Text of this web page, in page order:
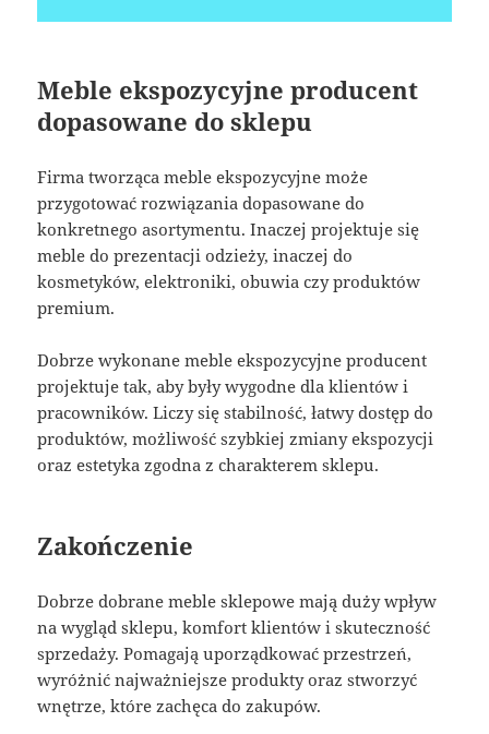
Meble ekspozycyjne producent
dopasowane do sklepu
Firma tworząca meble ekspozycyjne może
przygotować rozwiązania dopasowane do
konkretnego asortymentu. Inaczej projektuje się
meble do prezentacji odzieży, inaczej do
kosmetyków, elektroniki, obuwia czy produktów
premium.
Dobrze wykonane meble ekspozycyjne producent
projektuje tak, aby były wygodne dla klientów i
pracowników. Liczy się stabilność, łatwy dostęp do
produktów, możliwość szybkiej zmiany ekspozycji
oraz estetyka zgodna z charakterem sklepu.
Zakończenie
Dobrze dobrane meble sklepowe mają duży wpływ
na wygląd sklepu, komfort klientów i skuteczność
sprzedaży. Pomagają uporządkować przestrzeń,
wyróżnić najważniejsze produkty oraz stworzyć
wnętrze, które zachęca do zakupów.